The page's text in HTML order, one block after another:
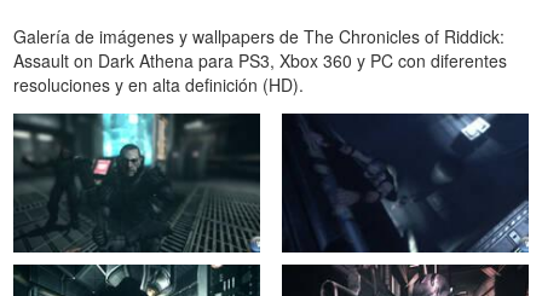
Galería de imágenes y wallpapers de The Chronicles of Riddick:
Assault on Dark Athena para PS3, Xbox 360 y PC con diferentes
resoluciones y en alta definición (HD).